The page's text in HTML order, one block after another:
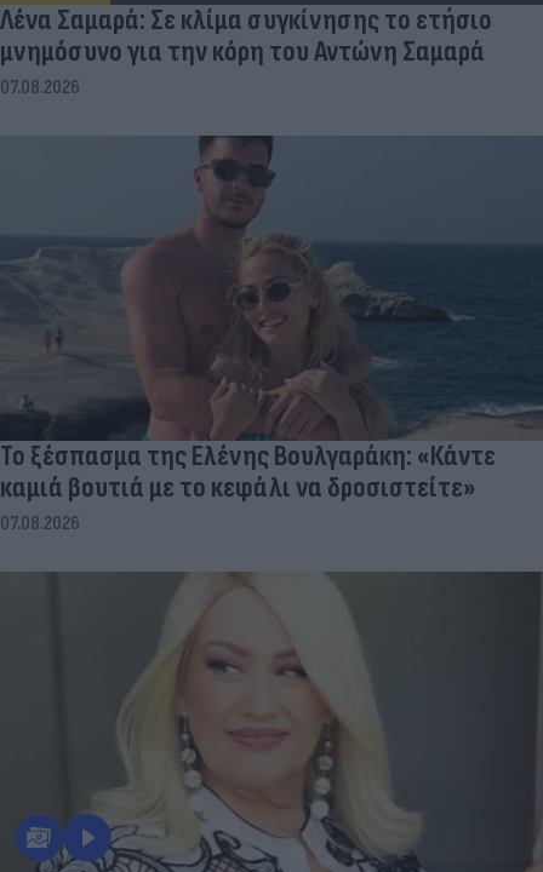
Λένα Σαμαρά: Σε κλίμα συγκίνησης το ετήσιο
μνημόσυνο για την κόρη του Αντώνη Σαμαρά
07.08.2026
Το ξέσπασμα της Ελένης Βουλγαράκη: «Κάντε
καμιά βουτιά με το κεφάλι να δροσιστείτε»
07.08.2026